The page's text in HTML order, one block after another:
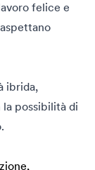
felice e
ibrida,
possibilità di